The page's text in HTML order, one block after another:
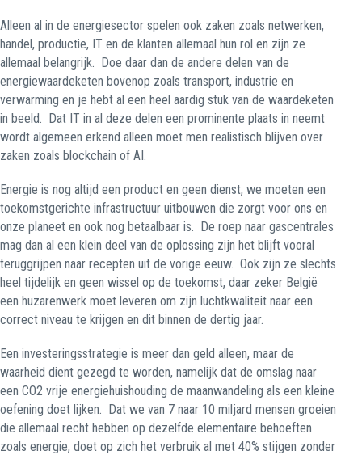
Alleen al in de energiesector spelen ook zaken zoals netwerken,
handel, productie, IT en de klanten allemaal hun rol en zijn ze
allemaal belangrijk. Doe daar dan de andere delen van de
energiewaardeketen bovenop zoals transport, industrie en
verwarming en je hebt al een heel aardig stuk van de waardeketen
in beeld. Dat IT in al deze delen een prominente plaats in neemt
wordt algemeen erkend alleen moet men realistisch blijven over
zaken zoals blockchain of AI.
Energie is nog altijd een product en geen dienst, we moeten een
toekomstgerichte infrastructuur uitbouwen die zorgt voor ons en
onze planeet en ook nog betaalbaar is. De roep naar gascentrales
mag dan al een klein deel van de oplossing zijn het blijft vooral
teruggrijpen naar recepten uit de vorige eeuw. Ook zijn ze slechts
heel tijdelijk en geen wissel op de toekomst, daar zeker België
een huzarenwerk moet leveren om zijn luchtkwaliteit naar een
correct niveau te krijgen en dit binnen de dertig jaar.
Een investeringsstrategie is meer dan geld alleen, maar de
waarheid dient gezegd te worden, namelijk dat de omslag naar
een CO2 vrije energiehuishouding de maanwandeling als een kleine
oefening doet lijken. Dat we van 7 naar 10 miljard mensen groeien
die allemaal recht hebben op dezelfde elementaire behoeften
zoals energie, doet op zich het verbruik al met 40% stijgen zonder